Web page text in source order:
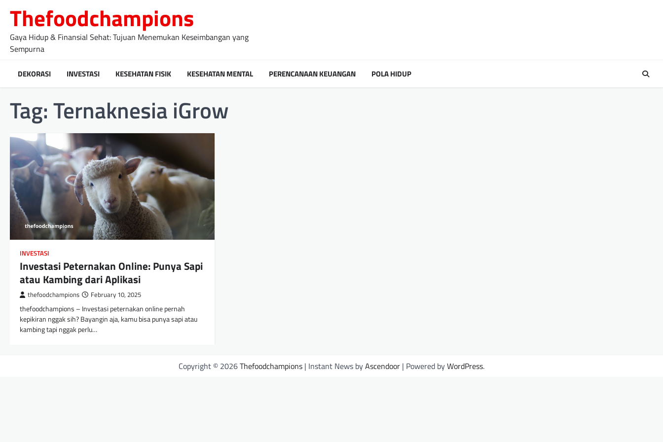
content
Thefoodchampions
Gaya Hidup & Finansial Sehat: Tujuan Menemukan Keseimbangan yang
Sempurna
DEKORASI INVESTASI KESEHATAN FISIK KESEHATAN MENTAL PERENCANAAN KEUANGAN POLA HIDUP
Tag:Ternaknesia iGrow
INVESTASI
Investasi Peternakan Online: Punya Sapi
atau Kambing dari Aplikasi
thefoodchampions February 10, 2025
thefoodchampions – Investasi peternakan online pernah
kepikiran nggak sih? Bayangin aja, kamu bisa punya sapi atau
kambing tapi nggak perlu…
Copyright © 2026Thefoodchampions | Instant News byAscendoor | Powered byWordPress.